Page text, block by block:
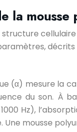
la mousse
décrits
(α) mesure la
du son. À
Hz),
Une mousse